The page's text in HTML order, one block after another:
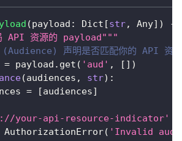
(payload : Dict [str, Any] ) -
API 资源的 payload"""
(Audience) 声明是否匹配你的 API
= payload . get ( 'aud' , [ ] )
(audiences , str) :
= [audiences]
your-api-resource-indicator'
AuthorizationError( 'Invalid